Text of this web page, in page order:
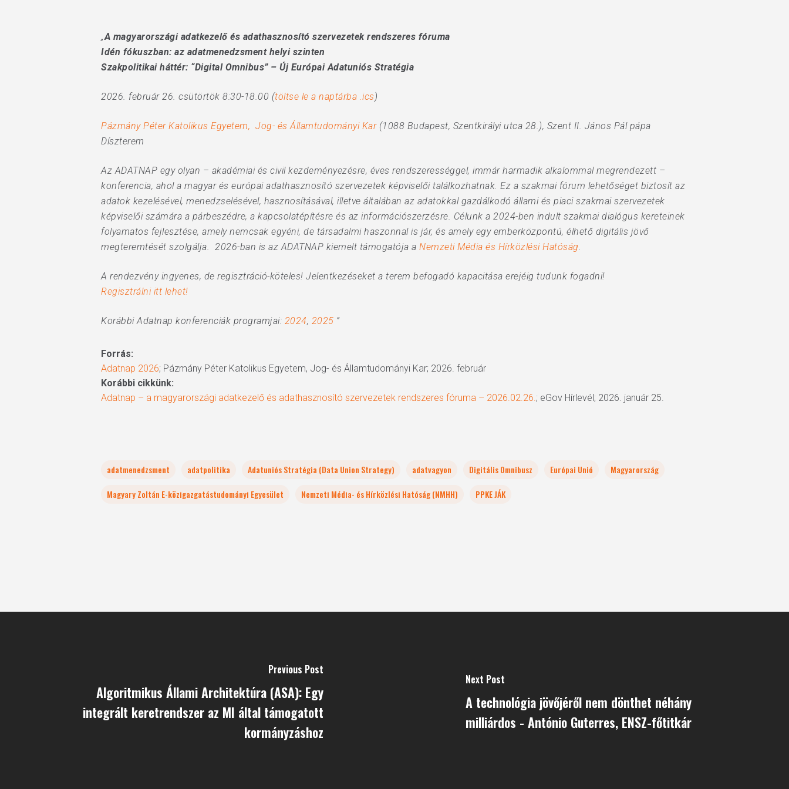
„A magyarországi adatkezelő és adathasznosító szervezetek rendszeres fóruma
Idén fókuszban: az adatmenedzsment helyi szinten
Szakpolitikai háttér: “Digital Omnibus” – Új Európai Adatuniós Stratégia
2026. február 26. csütörtök 8:30-18.00 (töltse le a naptárba .ics)
Pázmány Péter Katolikus Egyetem, Jog- és Államtudományi Kar(1088 Budapest, Szentkirályi utca 28.), Szent II. János Pál pápa
Díszterem
Az ADATNAP egy olyan – akadémiai és civil kezdeményezésre, éves rendszerességgel, immár harmadik alkalommal megrendezett –
konferencia, ahol a magyar és európai adathasznosító szervezetek képviselői találkozhatnak. Ez a szakmai fórum lehetőséget biztosít az
adatok kezelésével, menedzselésével, hasznosításával, illetve általában az adatokkal gazdálkodó állami és piaci szakmai szervezetek
képviselői számára a párbeszédre, a kapcsolatépítésre és az információszerzésre. Célunk a 2024-ben indult szakmai dialógus kereteinek
folyamatos fejlesztése, amely nemcsak egyéni, de társadalmi haszonnal is jár, és amely egy emberközpontú, élhető digitális jövő
megteremtését szolgálja. 2026-ban is az ADATNAP kiemelt támogatója a Nemzeti Média és Hírközlési Hatóság.
A rendezvény ingyenes, de regisztráció-köteles! Jelentkezéseket a terem befogadó kapacitása erejéig tudunk fogadni!
Regisztrálni itt lehet!
Korábbi Adatnap konferenciák programjai: 2024, 2025 ”
Forrás:
Adatnap 2026; Pázmány Péter Katolikus Egyetem, Jog- és Államtudományi Kar; 2026. február
Korábbi cikkünk:
Adatnap – a magyarországi adatkezelő és adathasznosító szervezetek rendszeres fóruma – 2026.02.26.; eGov Hírlevél; 2026. január 25.
adatmenedzsment adatpolitika Adatuniós Stratégia (Data Union Strategy) adatvagyon Digitális Omnibusz Európai Unió
Magyarország
Magyary Zoltán E-közigazgatástudományi Egyesület
Nemzeti Média- és Hírközlési Hatóság (NMHH) PPKE JÁK
Previous Post
Algoritmikus Állami Architektúra (ASA): Egy
integrált keretrendszer az MI által támogatott
kormányzáshoz
Next Post
A technológia jövőjéről nem dönthet néhány
milliárdos - António Guterres, ENSZ-főtitkár